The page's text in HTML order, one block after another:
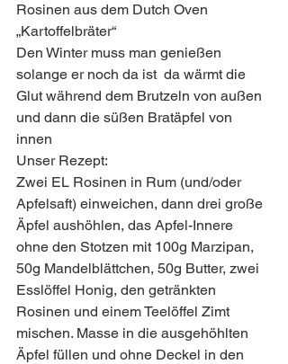
Rosinen aus dem Dutch Oven
„Kartoffelbräter“
Den Winter muss man genießen
solange er noch da ist  da wärmt die
Glut während dem Brutzeln von außen
und dann die süßen Bratäpfel von
innen
Unser Rezept:
Zwei EL Rosinen in Rum (und/oder
Apfelsaft) einweichen, dann drei große
Äpfel aushöhlen, das Apfel-Innere
ohne den Stotzen mit 100g Marzipan,
50g Mandelblättchen, 50g Butter, zwei
Esslöffel Honig, den getränkten
Rosinen und einem Teelöffel Zimt
mischen. Masse in die ausgehöhlten
Äpfel füllen und ohne Deckel in den